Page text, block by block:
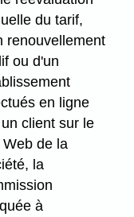
du tarif,
renouvellement
ou d'un
en ligne
client sur le
Web de la
la
à